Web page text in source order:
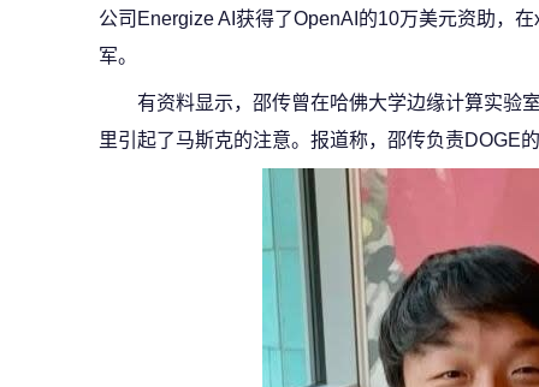
公司Energize AI获得了OpenAI的10万美元资助，
军。
有资料显示，邵传曾在哈佛大学边缘计算实验
里引起了马斯克的注意。报道称，邵传负责DOGE